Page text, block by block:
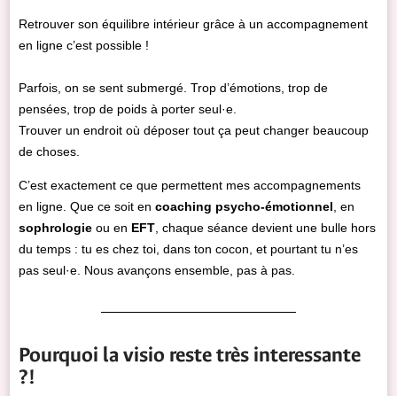
Retrouver son équilibre intérieur grâce à un accompagnement
en ligne c’est possible !
Parfois, on se sent submergé. Trop d’émotions, trop de
pensées, trop de poids à porter seul·e.
Trouver un endroit où déposer tout ça peut changer beaucoup
de choses.
C’est exactement ce que permettent mes accompagnements
en ligne. Que ce soit encoaching psycho-émotionnel, en
sophrologie ou en EFT, chaque séance devient une bulle hors
du temps : tu es chez toi, dans ton cocon, et pourtant tu n’es
pas seul·e. Nous avançons ensemble, pas à pas.
Pourquoi la visio reste très interessante
?!